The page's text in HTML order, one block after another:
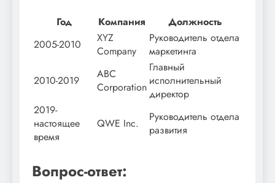
Год Компания
Должность
2005-2010
XYZ
Company
Руководитель отдела
маркетинга
2010-2019
ABC
Corporation
Главный
исполнительный
директор
2019-
настоящее
время
QWE Inc.
Руководитель отдела
развития
Вопрос-ответ: